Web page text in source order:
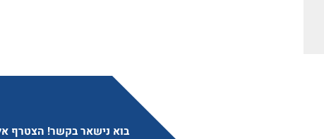
בוא נישאר בקשר! הצטרף